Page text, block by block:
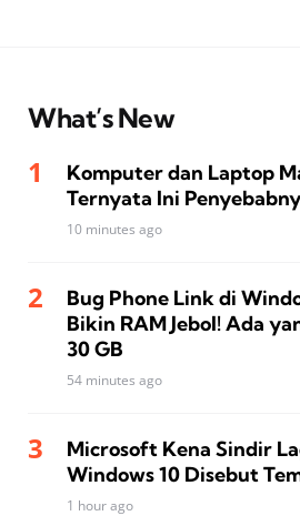
What’s New
Komputer dan Laptop
Ternyata Ini
10 minutes ago
Bug Phone Link di
Bikin RAM Jebol! Ada
30 GB
54 minutes ago
Microsoft Kena Sindir
Windows 10 Disebut
1 hour ago